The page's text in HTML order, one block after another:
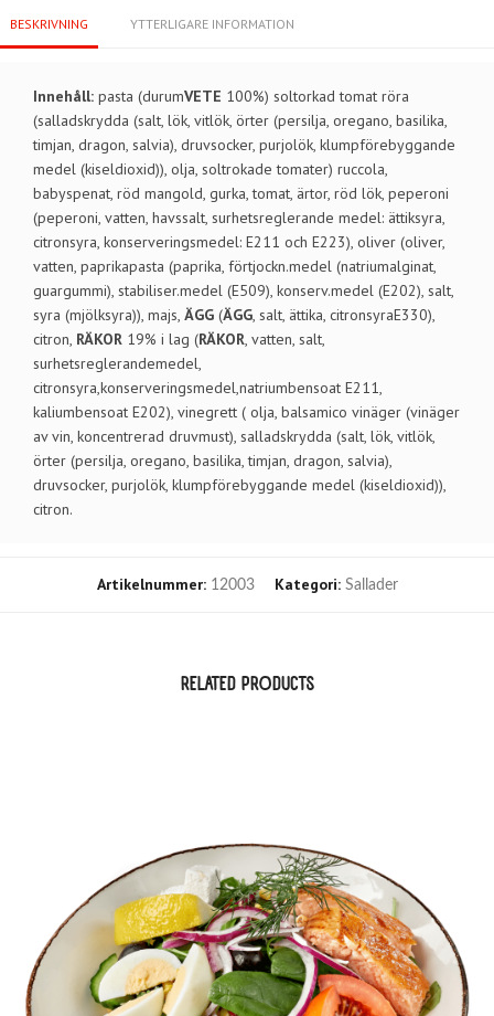
BESKRIVNING YTTERLIGARE INFORMATION
Innehåll: pasta (durumVETE 100%) soltorkad tomat röra
(salladskrydda (salt, lök, vitlök, örter (persilja, oregano, basilika,
timjan, dragon, salvia), druvsocker, purjolök, klumpförebyggande
medel (kiseldioxid)), olja, soltrokade tomater) ruccola,
babyspenat, röd mangold, gurka, tomat, ärtor, röd lök, peperoni
(peperoni, vatten, havssalt, surhetsreglerande medel: ättiksyra,
citronsyra, konserveringsmedel: E211 och E223), oliver (oliver,
vatten, paprikapasta (paprika, förtjockn.medel (natriumalginat,
guargummi), stabiliser.medel (E509), konserv.medel (E202), salt,
syra (mjölksyra)), majs, ÄGG (ÄGG, salt, ättika, citronsyraE330),
citron, RÄKOR 19% i lag (RÄKOR, vatten, salt,
surhetsreglerandemedel,
citronsyra,konserveringsmedel,natriumbensoat E211,
kaliumbensoat E202), vinegrett ( olja, balsamico vinäger (vinäger
av vin, koncentrerad druvmust), salladskrydda (salt, lök, vitlök,
örter (persilja, oregano, basilika, timjan, dragon, salvia),
druvsocker, purjolök, klumpförebyggande medel (kiseldioxid)),
citron.
Artikelnummer: 12003 Kategori: Sallader
RELATED PRODUCTS